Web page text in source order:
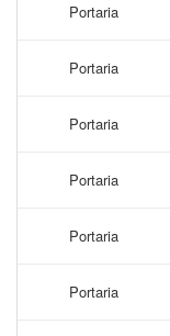
Portaria
Portaria
Portaria
Portaria
Portaria
Portaria